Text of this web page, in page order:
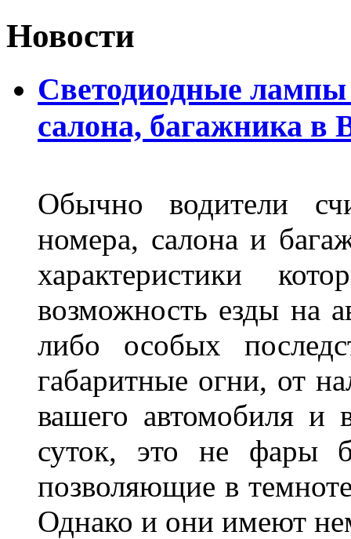
Новости
Светодиодные лампы
салона, багажника в
Обычно водители
номера, салона и
характеристики
возможность езды на
либо особых
габаритные огни, от
вашего автомобиля и
суток, это не фары
позволяющие в
Однако и они имеют